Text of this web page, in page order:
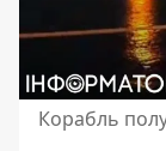
Корабль